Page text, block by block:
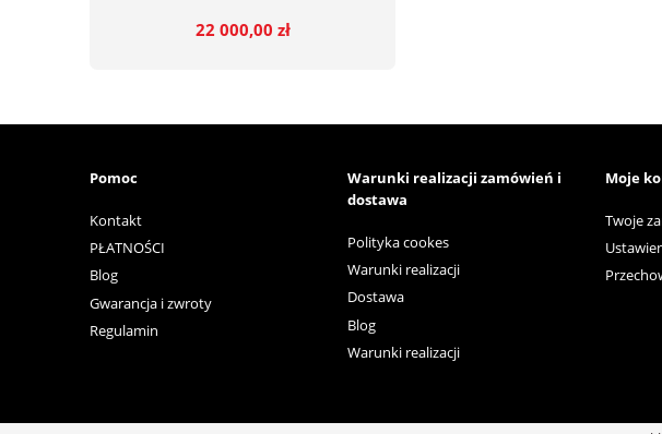
22 000,00 zł
Pomoc
Kontakt
PŁATNOŚCI
Blog
Gwarancja i zwroty
Regulamin
Warunki realizacji zamówień i
dostawa
Polityka cookes
Warunki realizacji
Dostawa
Blog
Warunki realizacji
Moje
Twoje